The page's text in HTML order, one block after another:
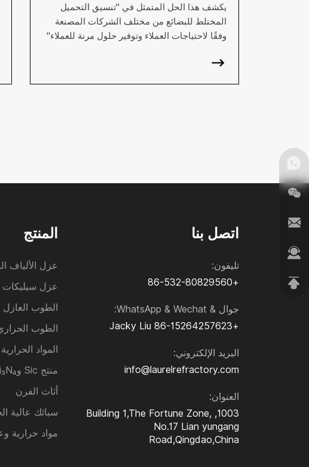
يكشف هذا الحل المتمثل في "تنسيق التحميل
المختلط للبضائع من مختلف الشركات المصنعة
وفقًا لاحتياجات العملاء وتوفير حلول مرنة للعملاء"
لاحتياجات العملاء، بالإضافة إلى قدرتنا على دمج
اتصل بنا
تليفون:
+86-532-80829560
جوال & WhatsApp & Wechat:
+86-15264257623
Jacky Liu
البريد الإلكتروني:
info@laurelrefractory.com
العنوان:
1003, Building 1,The Fortune Zone,
No.17 Lian yungang
Road,Qingdao,China
المنتج
عزل الألياف
عزل سيليكات
الطوب العازل
الطوب
المواد
منتج Sic وSi₃N₄
أثاث الفرن
سبائك عالية
مواد حرارية